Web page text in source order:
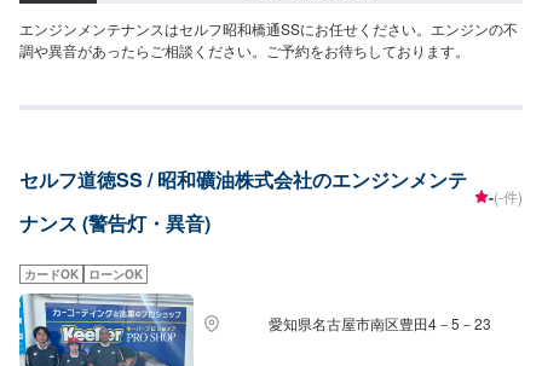
エンジンメンテナンスはセルフ昭和橋通SSにお任せください。エンジンの不
調や異音があったらご相談ください。ご予約をお待ちしております。
セルフ道徳SS / 昭和礦油株式会社のエンジンメンテ
ナンス (警告灯・異音)
-(-件)
カードOK ローンOK
愛知県名古屋市南区豊田4－5－23